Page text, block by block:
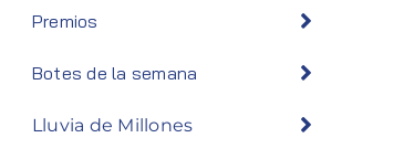
Premios
Botes de la semana
Lluvia de Millones